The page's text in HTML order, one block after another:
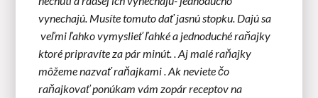
vynechajú. Musíte tomuto dať jasnú stopku. Dajú sa
veľmi ľahko vymyslieť ľahké a jednoduché raňajky
ktoré pripravíte za pár minút. . Aj malé raňajky
môžeme nazvať raňajkami . Ak neviete čo
raňajkovať ponúkam vám zopár receptov na